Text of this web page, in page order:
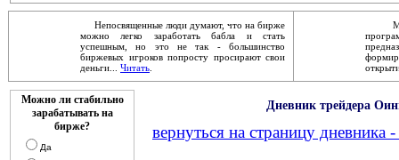
Непосвященные люди думают, что на бирже
можно легко заработать бабла и стать
успешным, но это не так - большинство
биржевых игроков попросту просирают свои
деньги... Читать
Можно ли стабильно
зарабатывать на
бирже?
Да
Дневник трейдера
вернуться на страницу дневника